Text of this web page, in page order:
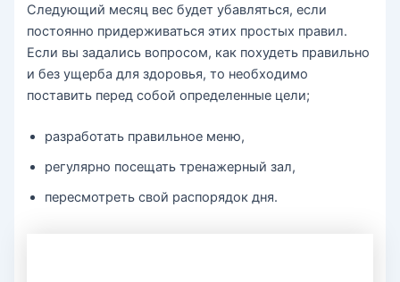
Следующий месяц вес будет убавляться, если
постоянно придерживаться этих простых правил.
Если вы задались вопросом, как похудеть правильно
и без ущерба для здоровья, то необходимо
поставить перед собой определенные цели;
разработать правильное меню,
регулярно посещать тренажерный зал,
пересмотреть свой распорядок дня.